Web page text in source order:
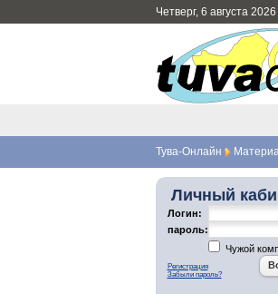
Четверг, 6 августа
Тува-Онлайн
Личный
Логин:
пароль:
Чужой
Регистрация
Забыли пароль?